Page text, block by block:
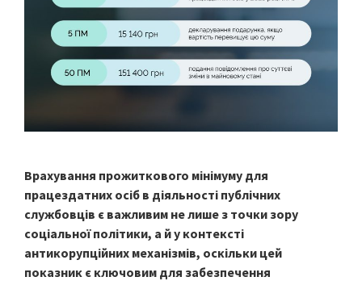
Врахування прожиткового мінімуму для
працездатних осіб в діяльності публічних
службовців є важливим не лише з точки зору
соціальної політики, а й у контексті
антикорупційних механізмів, оскільки цей
показник є ключовим для забезпечення